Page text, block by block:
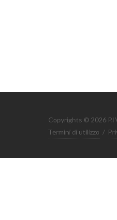
Copyrights © 2026
Termini di utilizzo /